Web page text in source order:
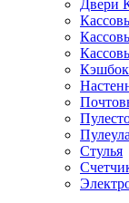
Двери
Стулья